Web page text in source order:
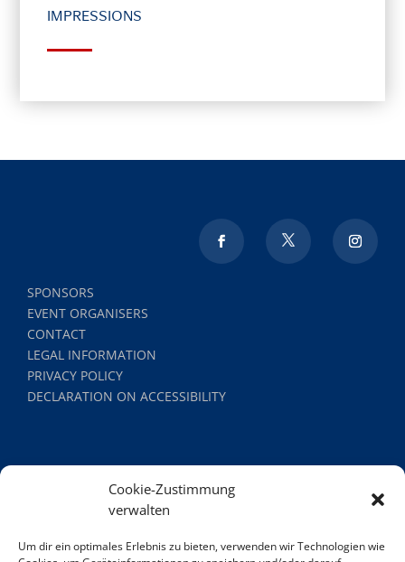
Cookie-Zustimmung
verwalten
Um dir ein optimales Erlebnis zu bieten, verwenden wir Technologien wie
IMPRESSIONS
SPONSORS
EVENT ORGANISERS
CONTACT
LEGAL INFORMATION
PRIVACY POLICY
DECLARATION ON ACCESSIBILITY